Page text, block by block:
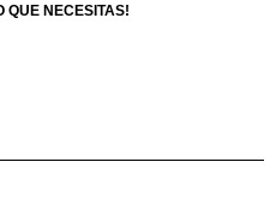
QUE NECESITAS!